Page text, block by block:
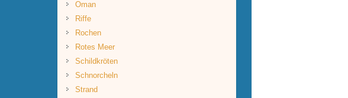
Oman
Riffe
Rochen
Rotes Meer
Schildkröten
Schnorcheln
Strand